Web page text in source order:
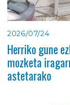
2026/07/24
Herriko gune
mozketa
astetarako